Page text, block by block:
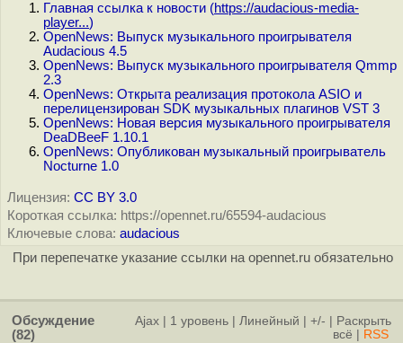
Главная ссылка к новости (https://audacious-media-
player...)
OpenNews: Выпуск музыкального проигрывателя
Audacious 4.5
OpenNews: Выпуск музыкального проигрывателя Qmmp
2.3
OpenNews: Открыта реализация протокола ASIO и
перелицензирован SDK музыкальных плагинов VST 3
OpenNews: Новая версия музыкального проигрывателя
DeaDBeeF 1.10.1
OpenNews: Опубликован музыкальный проигрыватель
Nocturne 1.0
Лицензия: CC BY 3.0
Короткая ссылка: https://opennet.ru/65594-audacious
Ключевые слова: audacious
При перепечатке указание ссылки на opennet.ru обязательно
Обсуждение
(82)
Ajax 1 уровень Линейный +/-
Раскрыть
всё
RSS